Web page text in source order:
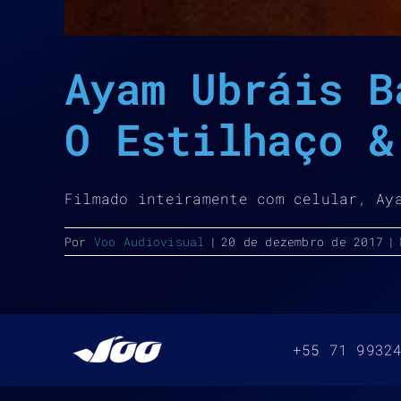
Ayam Ubráis
O Estilhaço
Filmado inteiramente com celular,
Por Voo Audiovisual | 20 de dezembro de 2017 |
+55 71